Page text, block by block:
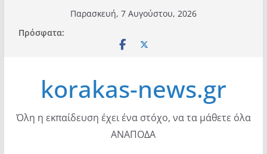
περιεχόμενο
Παρασκευή, 7 Αυγούστου, 2026
Πρόσφατα:
korakas-news.gr
Όλη η εκπαίδευση έχει ένα στόχο, να τα μάθετε όλα
ΑΝΑΠΟΔΑ